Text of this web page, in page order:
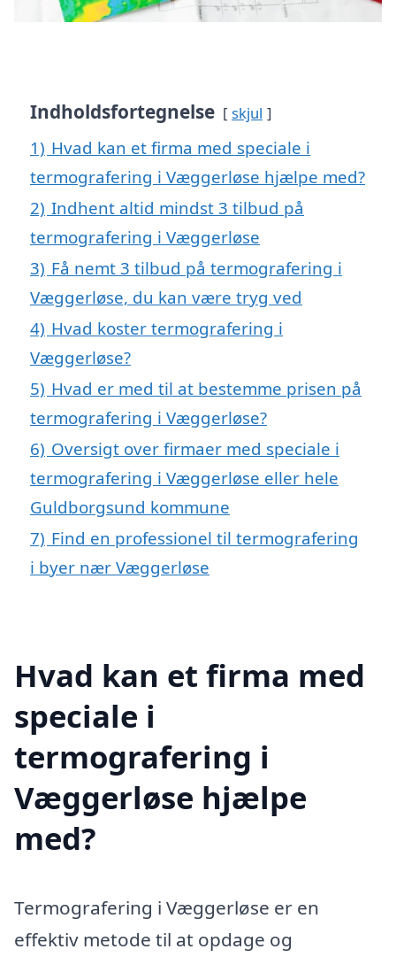
Indholdsfortegnelse skjul
1) Hvad kan et firma med speciale i
termografering i Væggerløse hjælpe med?
2) Indhent altid mindst 3 tilbud på
termografering i Væggerløse
3) Få nemt 3 tilbud på termografering i
Væggerløse, du kan være tryg ved
4) Hvad koster termografering i
Væggerløse?
5) Hvad er med til at bestemme prisen på
termografering i Væggerløse?
6) Oversigt over firmaer med speciale i
termografering i Væggerløse eller hele
Guldborgsund kommune
7) Find en professionel til termografering
i byer nær Væggerløse
Hvad kan et firma med
speciale i
termografering i
Væggerløse hjælpe
med?
Termografering i Væggerløse er en
effektiv metode til at opdage og